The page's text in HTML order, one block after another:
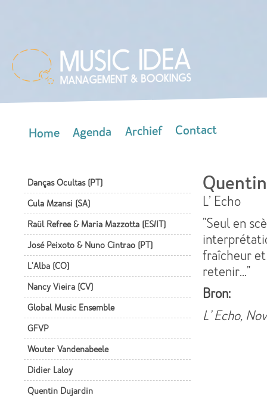
Home Agenda Archief Contact
Danças Ocultas (PT)
Cula Mzansi (SA)
Raül Refree & Maria Mazzotta (ES/IT)
José Peixoto & Nuno Cintrao (PT)
L'Alba (CO)
Nancy Vieira (CV)
Global Music Ensemble
GFVP
Wouter Vandenabeele
Didier Laloy
Quentin Dujardin
L’ Echo
"Seul en
fraîcheur
retenir..."
Bron:
L’ Echo,